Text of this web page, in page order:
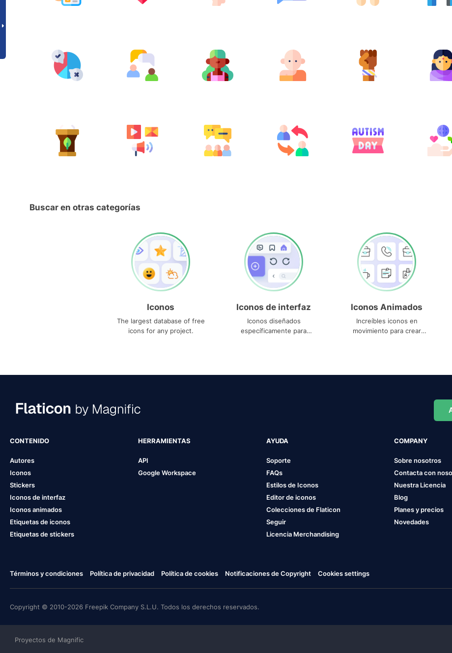
Buscar en otras categorías
Iconos
The largest database of free
icons for any project.
Iconos de interfaz
Iconos diseñados
específicamente para
Iconos Animados
Increíbles iconos en
movimiento para crear
CONTENIDO
Autores
Iconos
Stickers
Iconos de interfaz
Iconos animados
Etiquetas de iconos
Etiquetas de stickers
HERRAMIENTAS
API
Google Workspace
AYUDA
Soporte
FAQs
Estilos de Iconos
Editor de iconos
Colecciones de Flaticon
Seguir
Licencia Merchandising
COMPANY
Sobre nosotros
Contacta con
Nuestra Licencia
Blog
Planes y precios
Novedades
Términos y condiciones Política de privacidad Política de cookies Notificaciones de Copyright Cookies settings
Copyright © 2010-2026 Freepik Company S.L.U. Todos los derechos reservados.
Proyectos de Magnific